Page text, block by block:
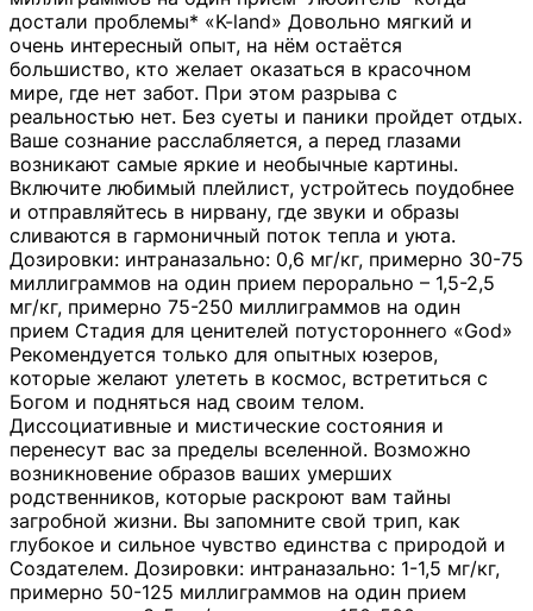
достали проблемы* «K-land» Довольно мягкий и
очень интересный опыт, на нём остаётся
большиство, кто желает оказаться в красочном
мире, где нет забот. При этом разрыва с
реальностью нет. Без суеты и паники пройдет отдых.
Ваше сознание расслабляется, а перед глазами
возникают самые яркие и необычные картины.
Включите любимый плейлист, устройтесь поудобнее
и отправляйтесь в нирвану, где звуки и образы
сливаются в гармоничный поток тепла и уюта.
Дозировки: интраназально: 0,6 мг/кг, примерно 30-75
миллиграммов на один прием перорально – 1,5-2,5
мг/кг, примерно 75-250 миллиграммов на один
прием Стадия для ценителей потустороннего «God»
Рекомендуется только для опытных юзеров,
которые желают улететь в космос, встретиться с
Богом и подняться над своим телом.
Диссоциативные и мистические состояния и
перенесут вас за пределы вселенной. Возможно
возникновение образов ваших умерших
родственников, которые раскроют вам тайны
загробной жизни. Вы запомните свой трип, как
глубокое и сильное чувство единства с природой и
Создателем. Дозировки: интраназально: 1-1,5 мг/кг,
примерно 50-125 миллиграммов на один прием